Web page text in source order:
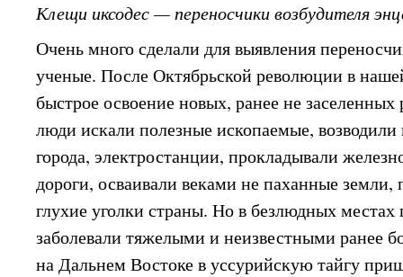
Клещи иксодес — переносчики возбудителя
Очень много сделали для выявления
ученые. После Октябрьской революции в
быстрое освоение новых, ранее не
люди искали полезные ископаемые,
города, электростанции, прокладывали
дороги, осваивали веками не паханные
глухие уголки страны. Но в безлюдных
заболевали тяжелыми и неизвестными ранее
на Дальнем Востоке в уссурийскую тайгу